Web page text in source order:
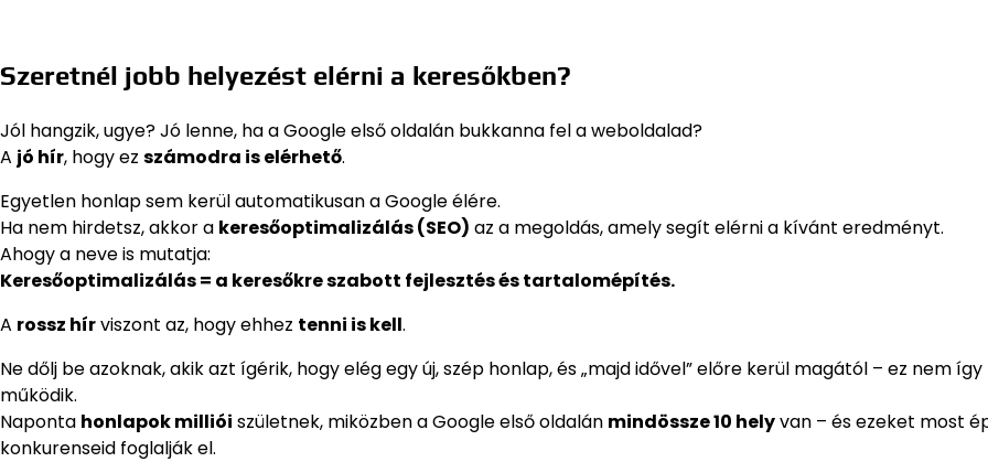
Szeretnél jobb helyezést elérni a keresőkben?
Jól hangzik, ugye? Jó lenne, ha a Google első oldalán bukkanna fel a weboldalad?
A jó hír, hogy ez számodra is elérhető.
Egyetlen honlap sem kerül automatikusan a Google élére.
Ha nem hirdetsz, akkor a keresőoptimalizálás (SEO) az a megoldás, amely segít elérni a kívánt eredményt.
Ahogy a neve is mutatja:
Keresőoptimalizálás = a keresőkre szabott fejlesztés és tartalomépítés.
A rossz hírviszont az, hogy ehhez tenni is kell.
Ne dőlj be azoknak, akik azt ígérik, hogy elég egy új, szép honlap, és „majd idővel” előre kerül magától – ez nem így
működik.
Naponta honlapok milliói születnek, miközben a Google első oldalán mindössze 10 helyvan – és ezeket most
konkurenseid foglalják el.